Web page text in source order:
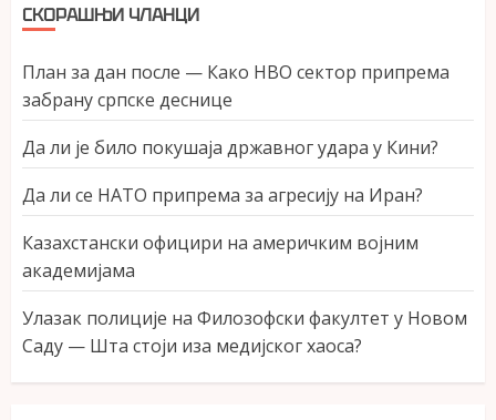
СКОРАШЊИ ЧЛАНЦИ
План за дан после — Како НВО сектор припрема
забрану српске деснице
Да ли је било покушаја државног удара у Кини?
Да ли се НАТО припрема за агресију на Иран?
Казахстански официри на америчким војним
академијама
Улазак полиције на Филозофски факултет у Новом
Саду — Шта стоји иза медијског хаоса?